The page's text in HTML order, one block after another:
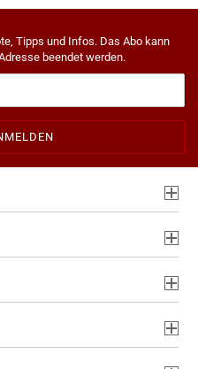
Tipps und Infos. Das Abo kann
beendet werden.